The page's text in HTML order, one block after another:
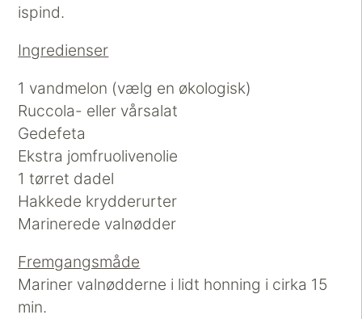
ispind.
Ingredienser
1 vandmelon (vælg en økologisk)
Ruccola- eller vårsalat
Gedefeta
Ekstra jomfruolivenolie
1 tørret dadel
Hakkede krydderurter
Marinerede valnødder
Fremgangsmåde
Mariner valnødderne i lidt honning i cirka 15
min.